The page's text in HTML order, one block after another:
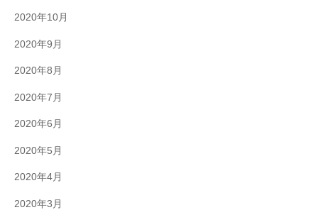
2020年10月
2020年9月
2020年8月
2020年7月
2020年6月
2020年5月
2020年4月
2020年3月